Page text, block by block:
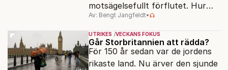
motsägelsefullt förflutet. Hur
kunde två revolutioner förändra
hela samhället – utan att rubba
den ryska statsidén?
Av: Bengt Jangfeldt•
UTRIKES VECKANS FOKUS
Går Storbritannien att rädda?
För 150 år sedan var de jordens
rikaste land. Nu ärver den sjunde